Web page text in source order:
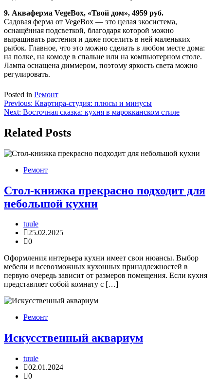
9. Акваферма VegeBox, «Твой дом», 4959 руб.
Садовая ферма от VegeBox — это целая экосистема,
оснащённая подсветкой, благодаря которой можно
выращивать растения и даже поселить в ней маленьких
рыбок. Главное, что это можно сделать в любом месте дома:
на полке, на комоде в спальне или на компьютерном столе.
Лампа оснащена диммером, поэтому яркость света можно
регулировать.
Posted in Ремонт
Навигация
по
записям
Previous: Квартира-студия: плюсы и минусы
Next: Восточная сказка: кухня в марокканском стиле
Related Posts
Ремонт
Стол-книжка прекрасно подходит для
небольшой кухни
tuule
25.02.2025
0
Оформления интерьера кухни имеет свои нюансы. Выбор
мебели и всевозможных кухонных принадлежностей в
первую очередь зависит от размеров помещения. Если кухня
представляет собой комнату с […]
Ремонт
Искусственный аквариум
tuule
02.01.2024
0